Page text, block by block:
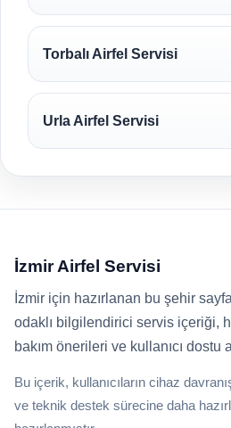
Torbalı Airfel Servisi
Urla Airfel Servisi
İzmir Airfel Servisi
İzmir için hazırlanan bu şehir
odaklı bilgilendirici servis içeriği,
bakım önerileri ve kullanıcı dostu
Bu içerik, kullanıcıların cihaz
ve teknik destek sürecine daha